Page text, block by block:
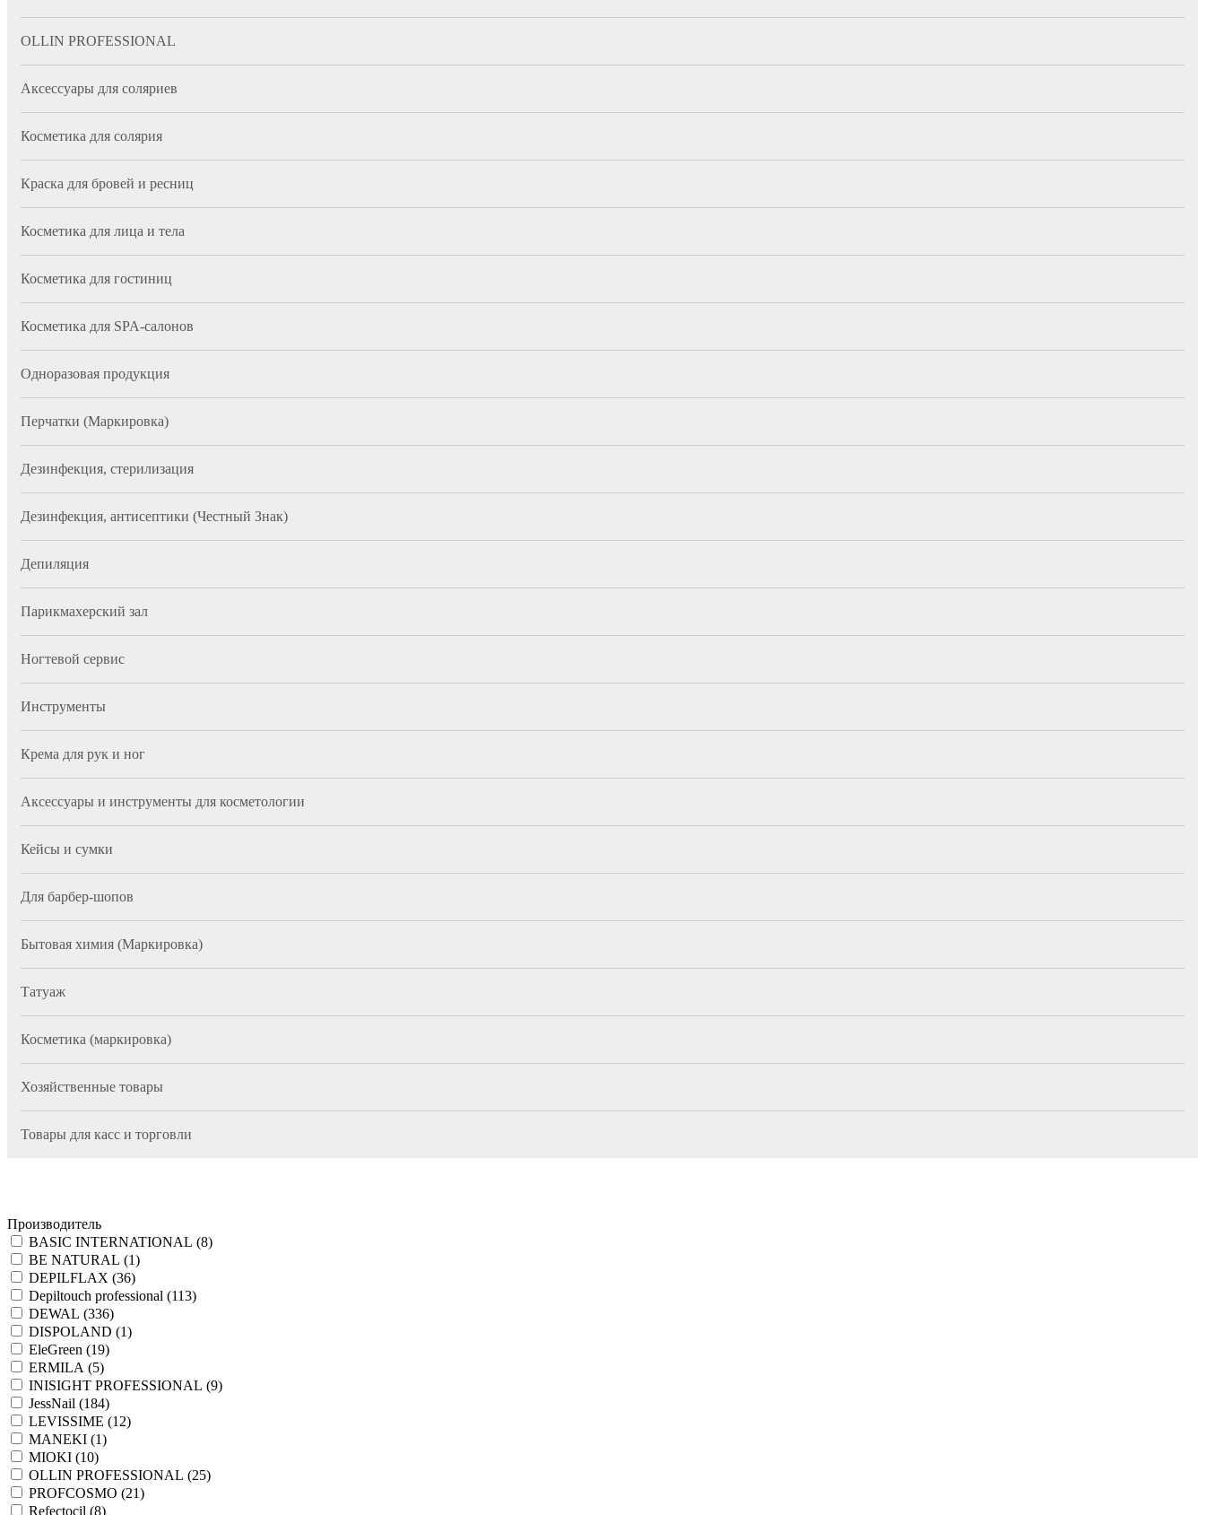
OLLIN PROFESSIONAL
Аксессуары для соляриев
Косметика для солярия
Краска для бровей и ресниц
Косметика для лица и тела
Косметика для гостиниц
Косметика для SPA-салонов
Одноразовая продукция
Перчатки (Маркировка)
Дезинфекция, стерилизация
Дезинфекция, антисептики (Честный Знак)
Депиляция
Парикмахерский зал
Ногтевой сервис
Инструменты
Крема для рук и ног
Аксессуары и инструменты для косметологии
Кейсы и сумки
Для барбер-шопов
Бытовая химия (Маркировка)
Татуаж
Косметика (маркировка)
Хозяйственные товары
Товары для касс и торговли
Производитель
BASIC INTERNATIONAL (8)
BE NATURAL (1)
DEPILFLAX (36)
Depiltouch professional (113)
DEWAL (336)
DISPOLAND (1)
EleGreen (19)
ERMILA (5)
INISIGHT PROFESSIONAL (9)
JessNail (184)
LEVISSIME (12)
MANEKI (1)
MIOKI (10)
OLLIN PROFESSIONAL (25)
PROFCOSMO (21)
Refectocil (8)